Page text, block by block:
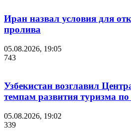
Иран назвал условия для
пролива
05.08.2026, 19:05
743
Узбекистан возглавил
темпам развития туризма по
05.08.2026, 19:02
339